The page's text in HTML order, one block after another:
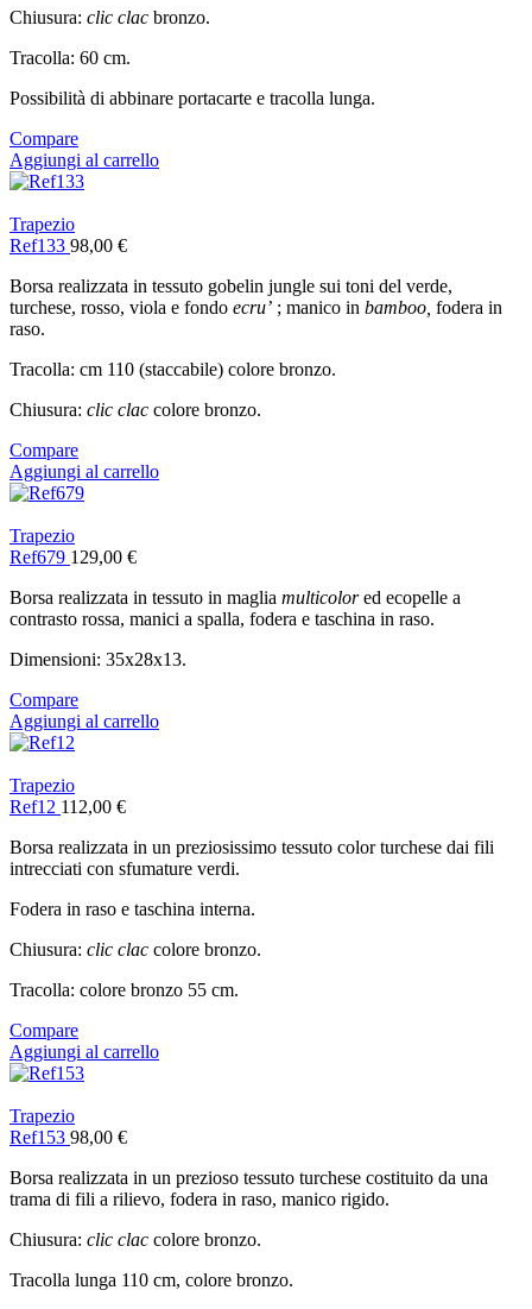
Chiusura: clic clac bronzo.
Tracolla: 60 cm.
Possibilità di abbinare portacarte e tracolla lunga.
Compare
Aggiungi al carrello
Trapezio
Ref133 98,00 €
Borsa realizzata in tessuto gobelin jungle sui toni del verde,
turchese, rosso, viola e fondo ecru’ ; manico in bamboo, fodera in
raso.
Tracolla: cm 110 (staccabile) colore bronzo.
Chiusura: clic clac colore bronzo.
Compare
Aggiungi al carrello
Trapezio
Ref679 129,00 €
Borsa realizzata in tessuto in maglia multicolored ecopelle a
contrasto rossa, manici a spalla, fodera e taschina in raso.
Dimensioni: 35x28x13.
Compare
Aggiungi al carrello
Trapezio
Ref12 112,00 €
Borsa realizzata in un preziosissimo tessuto color turchese dai fili
intrecciati con sfumature verdi.
Fodera in raso e taschina interna.
Chiusura: clic clac colore bronzo.
Tracolla: colore bronzo 55 cm.
Compare
Aggiungi al carrello
Trapezio
Ref153 98,00 €
Borsa realizzata in un prezioso tessuto turchese costituito da una
trama di fili a rilievo, fodera in raso, manico rigido.
Chiusura: clic clac colore bronzo.
Tracolla lunga 110 cm, colore bronzo.